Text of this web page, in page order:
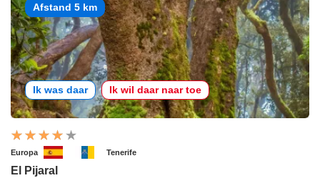
Afstand 5 km
Ik was daar Ik wil daar naar toe
Europa Tenerife
El Pijaral